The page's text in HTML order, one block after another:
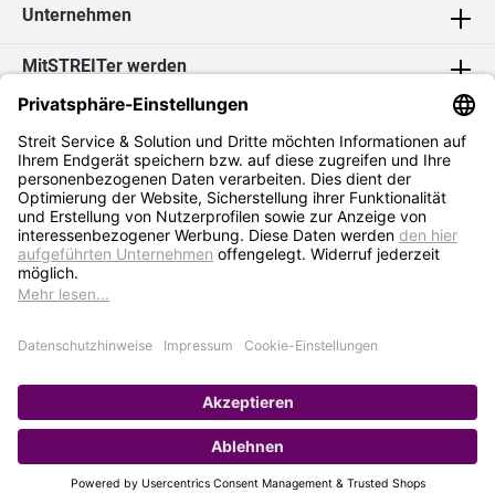
Unternehmen
MitSTREITer werden
Kontakt
Social Media
* Alle Preise exkl. MwSt. zzgl.Versandkosten
Impressum
Hinweisgebersystem
Erklärung zur Barrierefreiheit
Verkauf nur an Selbstständige / Gewerbetreibende. Kein Verkauf an
Privat. Preise gelten nur bei Bestellung im Online-Shop